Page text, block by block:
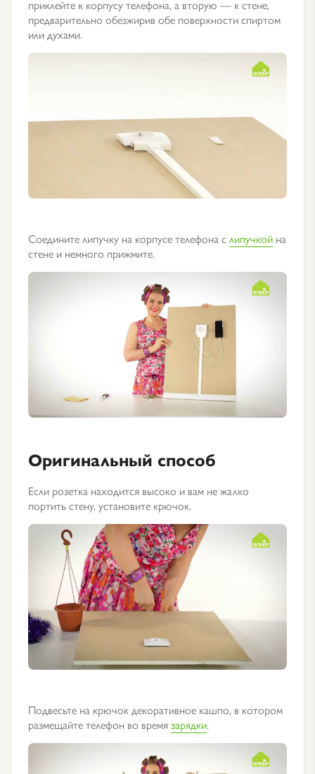
приклейте к корпусу телефона, а вторую — к стене,
предварительно обезжирив обе поверхности спиртом
или духами.
Соедините липучку на корпусе телефона слипучкой на
стене и немного прижмите.
Оригинальный способ
Если розетка находится высоко и вам не жалко
портить стену, установите крючок.
Подвесьте на крючок декоративное кашпо, в котором
размещайте телефон во времязарядки.